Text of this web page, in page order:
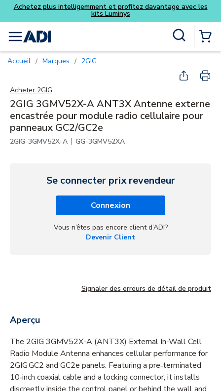
Skip to main content
Achetez plus intelligemment et profitez davantage avec les
kits Luminys
menu
Accueil / Marques / 2GIG
Acheter 2GIG
2GIG 3GMV52X-A ANT3X Antenne externe
encastrée pour module radio cellulaire pour
panneaux GC2/GC2e
2GIG-3GMV52X-A | GG-3GMV52XA
Se connecter prix revendeur
Connexion
Vous n’êtes pas encore client d’ADI?
Devenir Client
Signaler des erreurs de détail de produit
Aperçu
The 2GIG 3GMV52X-A (ANT3X) External In-Wall Cell
Radio Module Antenna enhances cellular performance for
2GIG GC2 and GC2e panels. Featuring a pre‑terminated
10‑inch coaxial cable and a locking connector, it installs